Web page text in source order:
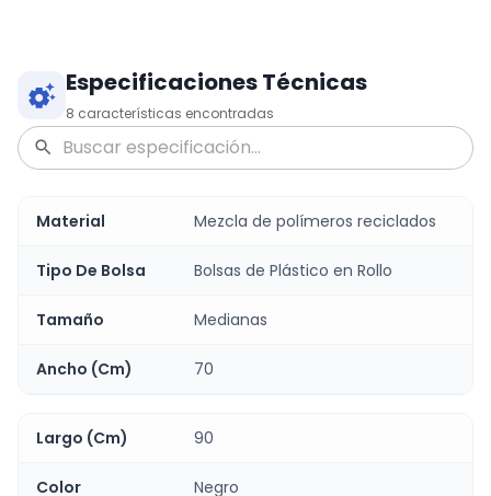
Especificaciones Técnicas
8 características encontradas
Material Mezcla de polímeros reciclados
Tipo De Bolsa Bolsas de Plástico en Rollo
Tamaño Medianas
Ancho (Cm) 70
Largo (Cm) 90
Color Negro